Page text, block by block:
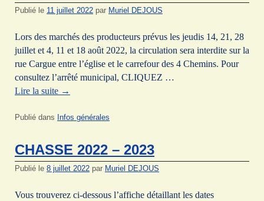
Publié le 11 juillet 2022 par Muriel DEJOUS
Lors des marchés des producteurs prévus les jeudis 14, 21, 28
juillet et 4, 11 et 18 août 2022, la circulation sera interdite sur la
rue Cargue entre l’église et le carrefour des 4 Chemins. Pour
consultez l’arrêté municipal, CLIQUEZ …
Lire la suite →
Publié dans Infos générales
CHASSE 2022 – 2023
Publié le 8 juillet 2022 par Muriel DEJOUS
Vous trouverez ci-dessous l’affiche détaillant les dates